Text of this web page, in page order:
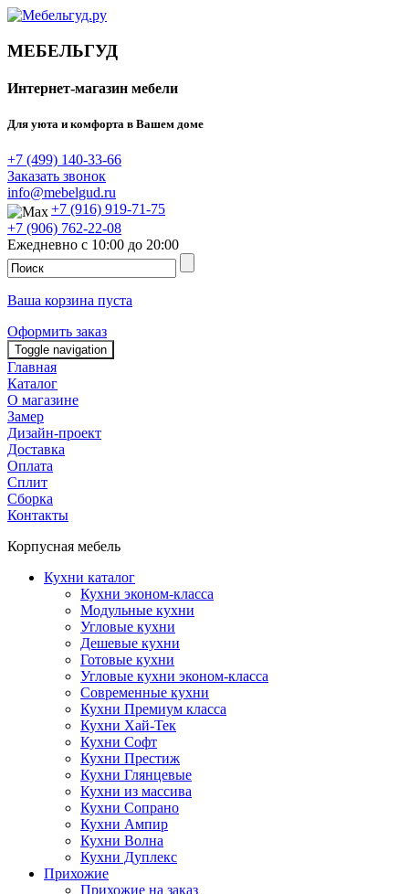
МЕБЕЛЬГУД
Интернет-магазин мебели
Для уюта и комфорта в Вашем доме
+7 (499) 140-33-66
Заказать звонок
info@mebelgud.ru
+7 (916) 919-71-75
+7 (906) 762-22-08
Ежедневно с 10:00 до 20:00
Ваша корзина пуста
Оформить заказ
Toggle navigation
Главная
Каталог
О магазине
Замер
Дизайн-проект
Доставка
Оплата
Сплит
Сборка
Контакты
Корпусная мебель
Кухни каталог
Кухни эконом-класса
Модульные кухни
Угловые кухни
Дешевые кухни
Готовые кухни
Угловые кухни эконом-класса
Современные кухни
Кухни Премиум класса
Кухни Хай-Тек
Кухни Софт
Кухни Престиж
Кухни Глянцевые
Кухни из массива
Кухни Сопрано
Кухни Ампир
Кухни Волна
Кухни Дуплекс
Прихожие
Прихожие на заказ